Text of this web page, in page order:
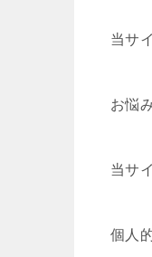
当サ
お悩
当サ
個人